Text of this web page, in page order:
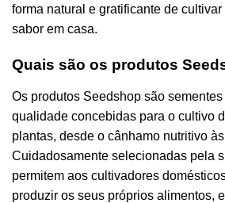
forma natural e gratificante de
sabor em casa.
Quais são os produtos
Os produtos Seedshop são
qualidade concebidas para o cultivo
plantas, desde o cânhamo nutritivo
Cuidadosamente selecionadas pela
permitem aos cultivadores
produzir os seus próprios alimentos,